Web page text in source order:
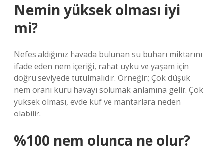
Nemin yüksek olması iyi
mi?
Nefes aldığınız havada bulunan su buharı miktarını
ifade eden nem içeriği, rahat uyku ve yaşam için
doğru seviyede tutulmalıdır. Örneğin; Çok düşük
nem oranı kuru havayı solumak anlamına gelir. Çok
yüksek olması, evde küf ve mantarlara neden
olabilir.
%100 nem olunca ne olur?